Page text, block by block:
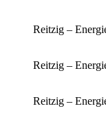
Reitzig –
Reitzig –
Reitzig –